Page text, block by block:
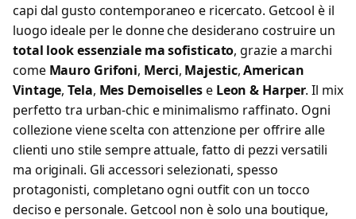
capi dal gusto contemporaneo e ricercato. Getcool è il
luogo ideale per le donne che desiderano costruire un
total look essenziale ma sofisticato, grazie a marchi
come Mauro Grifoni, Merci, Majestic,American
Vintage,Tela, Mes Demoisellese Leon & Harper. Il mix
perfetto tra urban-chic e minimalismo raffinato. Ogni
collezione viene scelta con attenzione per offrire alle
clienti uno stile sempre attuale, fatto di pezzi versatili
ma originali. Gli accessori selezionati, spesso
protagonisti, completano ogni outfit con un tocco
deciso e personale. Getcool non è solo una boutique,